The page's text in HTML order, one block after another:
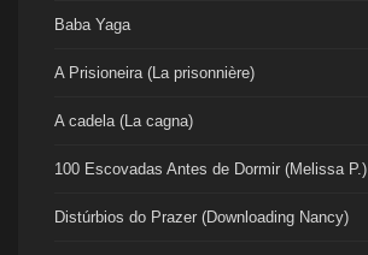
Baba Yaga
A Prisioneira (La prisonnière)
A cadela (La cagna)
100 Escovadas Antes de Dormir (Melissa P.)
Distúrbios do Prazer (Downloading Nancy)